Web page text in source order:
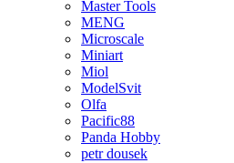
Master Tools
MENG
Microscale
Miniart
Miol
ModelSvit
Olfa
Pacific88
Panda Hobby
petr dousek